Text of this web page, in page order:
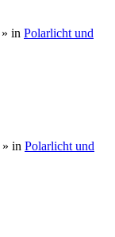
» in Polarlicht und
» in Polarlicht und